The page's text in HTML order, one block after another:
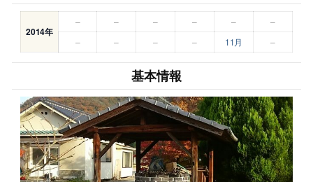
2014年
– – – – –
–
–
– – – 11月 –
基本情報